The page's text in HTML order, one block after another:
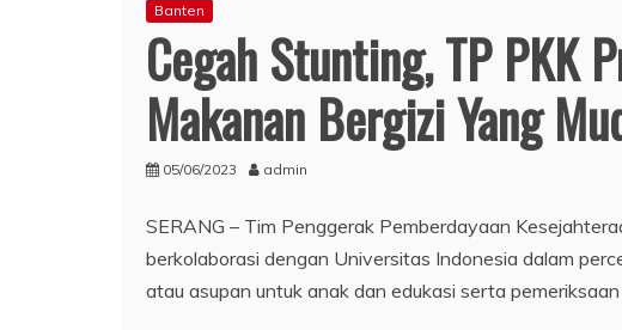
Banten
Cegah Stunting, TP PKK
Makanan Bergizi Yang
05/06/2023 admin
SERANG – Tim Penggerak Pemberdayaan
berkolaborasi dengan Universitas Indonesia dalam
atau asupan untuk anak dan edukasi serta